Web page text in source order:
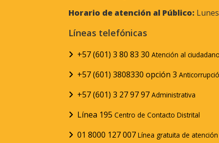
Horario de atención al Público:
Líneas telefónicas
+57 (601) 3 80 83 30 Atención al
+57 (601) 3808330 opción 3
+57 (601) 3 27 97 97 Administrativa
Línea 195 Centro de Contacto Distrital
01 8000 127 007 Línea gratuita de